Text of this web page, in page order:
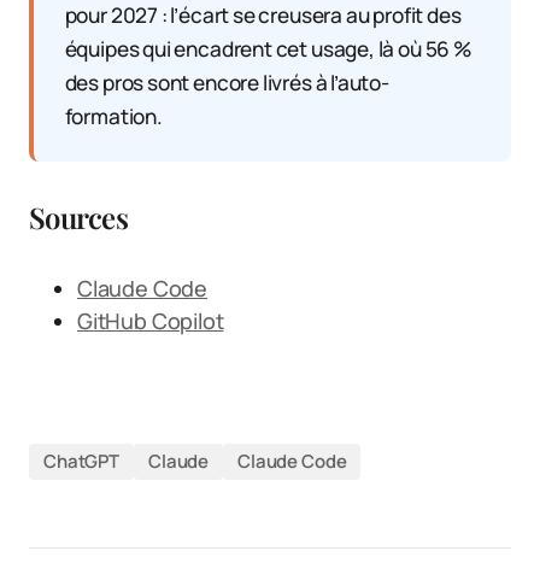
pour 2027 : l’écart se creusera au profit des
équipes qui encadrent cet usage, là où 56 %
des pros sont encore livrés à l’auto-
formation.
Sources
Claude Code
GitHub Copilot
ChatGPT Claude Claude Code